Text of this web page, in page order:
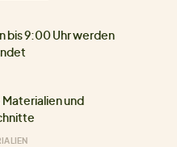
bis 9:00 Uhr werden
und